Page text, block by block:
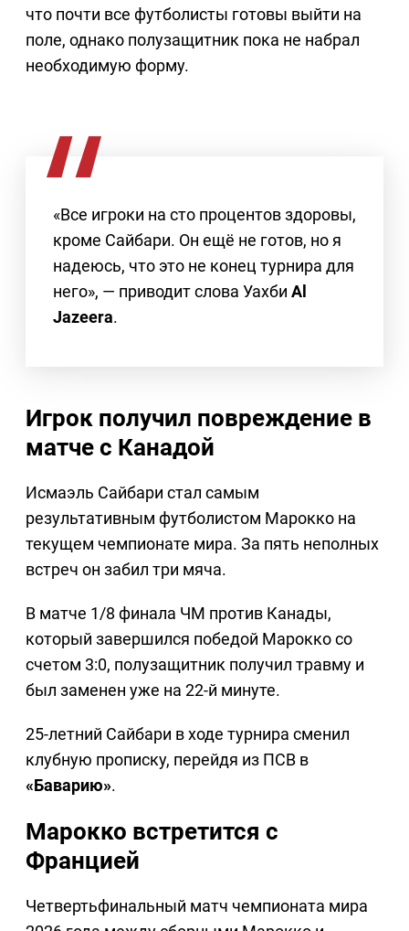
что почти все футболисты готовы выйти на
поле, однако полузащитник пока не набрал
необходимую форму.
«Все игроки на сто процентов здоровы,
кроме Сайбари. Он ещё не готов, но я
надеюсь, что это не конец турнира для
него», — приводит слова Уахби Al
Jazeera.
Игрок получил повреждение в
матче с Канадой
Исмаэль Сайбари стал самым
результативным футболистом Марокко на
текущем чемпионате мира. За пять неполных
встреч он забил три мяча.
В матче 1/8 финала ЧМ против Канады,
который завершился победой Марокко со
счетом 3:0, полузащитник получил травму и
был заменен уже на 22-й минуте.
25-летний Сайбари в ходе турнира сменил
клубную прописку, перейдя из ПСВ в
«Баварию».
Марокко встретится с
Францией
Четвертьфинальный матч чемпионата мира